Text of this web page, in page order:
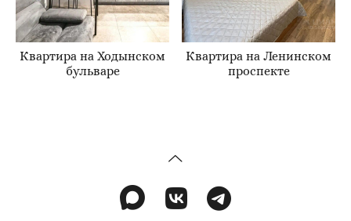
Квартира на Ходынском
бульваре
Квартира на Ленинском
проспекте